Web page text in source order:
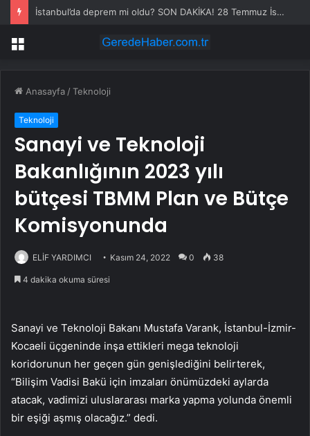
İstanbul’da deprem mi oldu? SON DAKİKA! 28 Temmuz İstanbul’da az önce nerede deprem oldu?
Menü
Anasayfa /Teknoloji
Teknoloji
Sanayi ve Teknoloji
Bakanlığının 2023 yılı
bütçesi TBMM Plan ve Bütçe
Komisyonunda
ELİF YARDIMCI Kasım 24, 2022 0 38
4 dakika okuma süresi
Sanayi ve Teknoloji Bakanı Mustafa Varank, İstanbul-İzmir-
Kocaeli üçgeninde inşa ettikleri mega teknoloji
koridorunun her geçen gün genişlediğini belirterek,
“Bilişim Vadisi Bakü için imzaları önümüzdeki aylarda
atacak, vadimizi uluslararası marka yapma yolunda önemli
bir eşiği aşmış olacağız.” dedi.